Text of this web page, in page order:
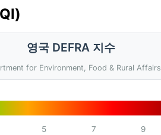
영국 DEFRA 지수
for Environment, Food & Rural Affairs
5 7 9